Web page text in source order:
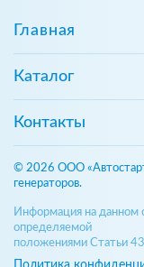
Главная
Каталог
Контакты
© 2026 ООО
генераторов.
Информация на данном
определяемой
положениями Статьи